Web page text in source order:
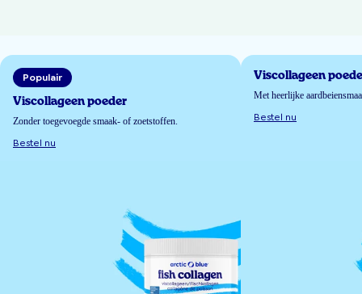
Populair
Viscollageen poeder
Zonder toegevoegde smaak- of zoetstoffen.
Bestel nu
Viscollageen
Met heerlijke
Bestel nu